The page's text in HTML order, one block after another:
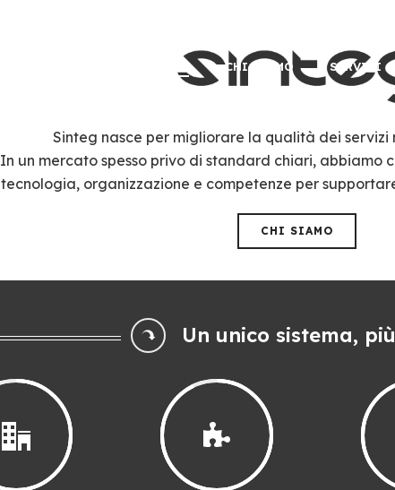
HOME CHI SIAMO SERVIZI
Sinteg nasce per migliorare la qualità dei servizi
In un mercato spesso privo di standard chiari, abbiamo
tecnologia, organizzazione e competenze per
CHI SIAMO
Un unico sistema,